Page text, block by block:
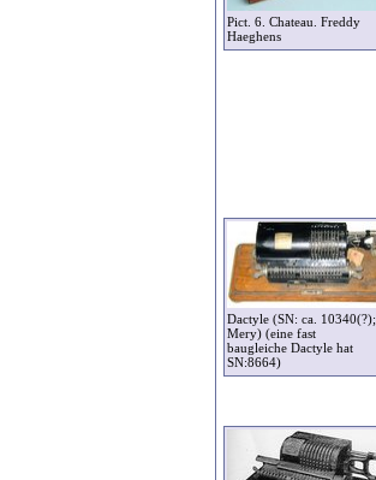
Pict. 6. Chateau. Freddy
Haeghens
Dactyle (SN: ca. 10340(?);
Mery) (eine fast
baugleiche Dactyle hat
SN:8664)